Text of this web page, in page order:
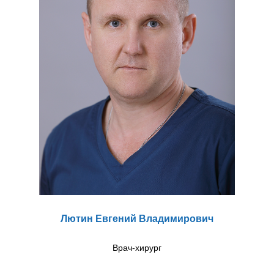
Лютин Евгений Владимирович
Врач-хирург